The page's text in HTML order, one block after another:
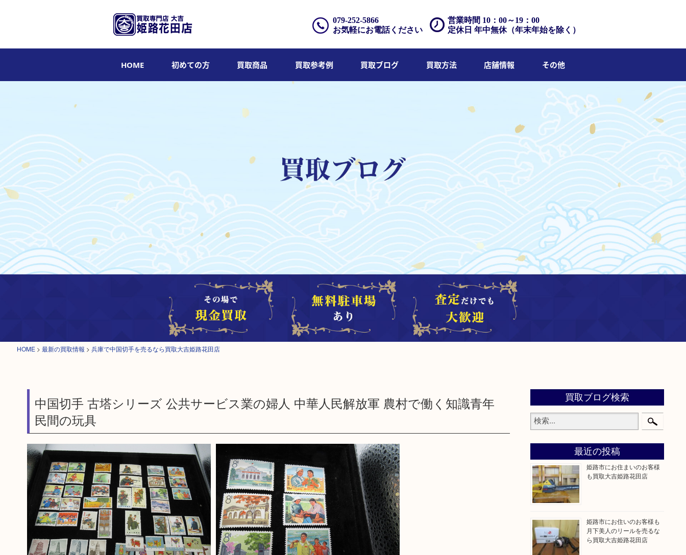
営業時間 10：00～19：00
定休日 年中無休（年末年始を除く）
079-252-5866
お気軽にお電話ください
HOME 初めての方 買取商品 買取参考例 買取ブログ 買取方法 店舗情報 その他
HOME > 最新の買取情報 > 兵庫で中国切手を売るなら買取大吉姫路花田店
中国切手 古塔シリーズ 公共サービス業の婦人 中華人民解放軍 農村で働く知識青年
民間の玩具
買取ブログ検索
最近の投稿
姫路市にお住まいのお客様
も買取大吉姫路花田店
姫路市にお住いのお客様も
月下美人のリールを売るな
ら買取大吉姫路花田店